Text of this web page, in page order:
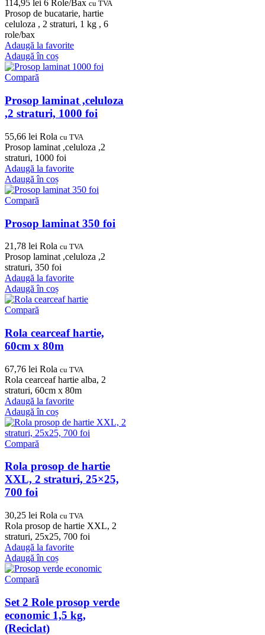
114,95 lei 6 Role/Bax cu TVA
Prosop de bucatarie, hartie
celuloza , 2 straturi, 1 kg , 6
role/bax
Adaugă la favorite
Adaugă în coș
Compară
Prosop laminat ,celuloza
,2 straturi, 1000 foi
55,66 lei Rola cu TVA
Prosop laminat ,celuloza ,2
straturi, 1000 foi
Adaugă la favorite
Adaugă în coș
Compară
Prosop laminat 350 foi
21,78 lei Rola cu TVA
Prosop laminat ,celuloza ,2
straturi, 350 foi
Adaugă la favorite
Adaugă în coș
Compară
Rola cearceaf hartie,
60cm x 80m
67,76 lei Rola cu TVA
Rola cearceaf hartie alba, 2
straturi, 60cm x 80m
Adaugă la favorite
Adaugă în coș
Compară
Rola prosop de hartie
XXL, 2 straturi, 25×25,
700 foi
30,25 lei Rola cu TVA
Rola prosop de hartie XXL, 2
straturi, 25x25, 700 foi
Adaugă la favorite
Adaugă în coș
Compară
Set 2 Role prosop verde
economic 1,5 kg,
(Reciclat)